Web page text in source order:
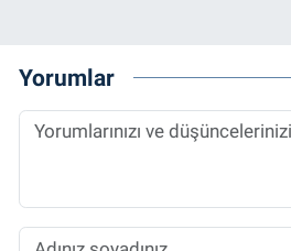
Yorumlar